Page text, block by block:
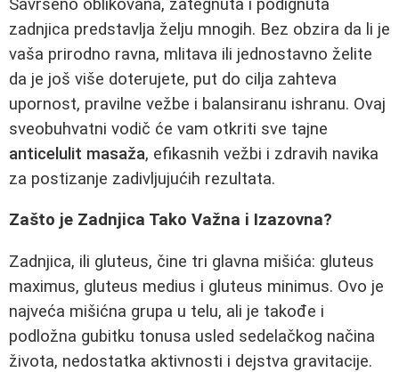
Savršeno oblikovana, zategnuta i podignuta
zadnjica predstavlja želju mnogih. Bez obzira da li je
vaša prirodno ravna, mlitava ili jednostavno želite
da je još više doterujete, put do cilja zahteva
upornost, pravilne vežbe i balansiranu ishranu. Ovaj
sveobuhvatni vodič će vam otkriti sve tajne
anticelulit masaža, efikasnih vežbi i zdravih navika
za postizanje zadivljujućih rezultata.
Zašto je Zadnjica Tako Važna i Izazovna?
Zadnjica, ili gluteus, čine tri glavna mišića: gluteus
maximus, gluteus medius i gluteus minimus. Ovo je
najveća mišićna grupa u telu, ali je takođe i
podložna gubitku tonusa usled sedelačkog načina
života, nedostatka aktivnosti i dejstva gravitacije.